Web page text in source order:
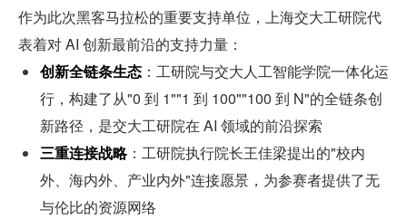
作为此次黑客马拉松的重要支持单位，上海交大工研院代
表着对 AI 创新最前沿的支持力量：
创新全链条生态 ：工研院与交大人工智能学院一体化运
行，构建了从"0 到 1""1 到 100""100 到 N"的全链条创
新路径，是交大工研院在 AI 领域的前沿探索
三重连接战略：工研院执行院长王佳梁提出的"校内
外、海内外、产业内外"连接愿景，为参赛者提供了无
与伦比的资源网络